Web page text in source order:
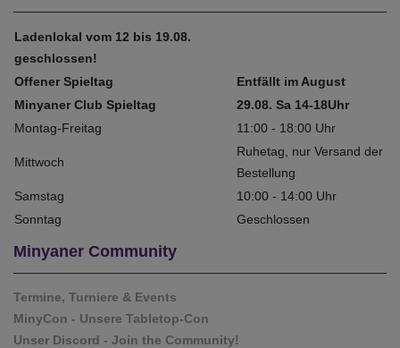
Ladenlokal vom 12 bis 19.08.
geschlossen!
Offener Spieltag
Entfällt im August
Minyaner Club Spieltag
29.08. Sa 14-18Uhr
Montag-Freitag
11:00 - 18:00 Uhr
Mittwoch
Ruhetag, nur Versand der
Bestellung
Samstag
10:00 - 14:00 Uhr
Sonntag
Geschlossen
Minyaner Community
Termine, Turniere & Events
MinyCon - Unsere Tabletop-Con
Unser Discord - Join the Community!